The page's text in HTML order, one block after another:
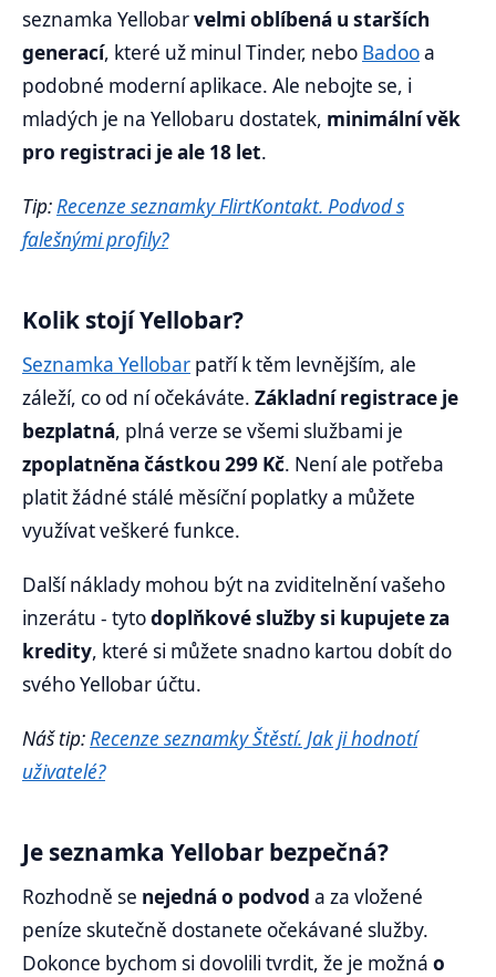
seznamka Yellobarvelmi oblíbená u starších
generací, které už minul Tinder, nebo Badooa
podobné moderní aplikace. Ale nebojte se, i
mladých je na Yellobaru dostatek, minimální věk
pro registraci je ale 18 let.
Tip:Recenze seznamky FlirtKontakt. Podvod s
falešnými profily?
Kolik stojí Yellobar?
Seznamka Yellobar patří k těm levnějším, ale
záleží, co od ní očekáváte. Základní registrace je
bezplatná, plná verze se všemi službami je
zpoplatněna částkou 299 Kč. Není ale potřeba
platit žádné stálé měsíční poplatky a můžete
využívat veškeré funkce.
Další náklady mohou být na zviditelnění vašeho
inzerátu - tytodoplňkové služby si kupujete za
kredity, které si můžete snadno kartou dobít do
svého Yellobar účtu.
Náš tip:Recenze seznamky Štěstí. Jak ji hodnotí
uživatelé?
Je seznamka Yellobar bezpečná?
Rozhodně se nejedná o podvod a za vložené
peníze skutečně dostanete očekávané služby.
Dokonce bychom si dovolili tvrdit, že je možná o